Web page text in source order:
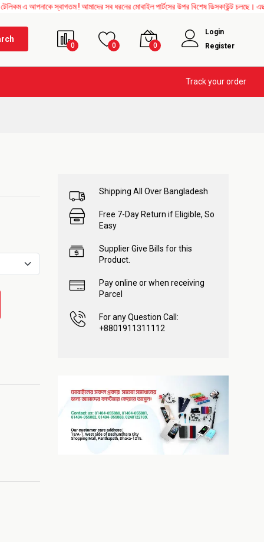
স্বাগতম ! আমাদের সব ধরনের মোবাইল পার্টসের উপর বিশেষ ডিসকাউন্ট চলছে।
0 0 0
Login
Register
Track your order
Shipping All Over Bangladesh
Free 7-Day Return if Eligible, So
Easy
Supplier Give Bills for this
Product.
Pay online or when receiving
Parcel
For any Question Call:
+8801911311112